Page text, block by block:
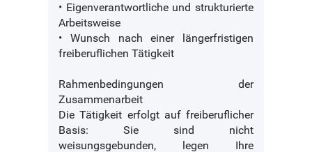
• Eigenverantwortliche und strukturierte
Arbeitsweise
• Wunsch nach einer längerfristigen
freiberuflichen Tätigkeit
Rahmenbedingungen der
Zusammenarbeit
Die Tätigkeit erfolgt auf freiberuflicher
Basis: Sie sind nicht
weisungsgebunden, legen Ihre